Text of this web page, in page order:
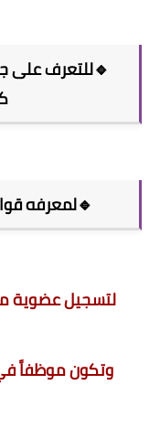
🔹لمعرفه
وتكون موظفاً